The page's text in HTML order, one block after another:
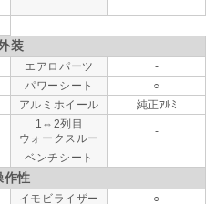
装
エアロパーツ
-
パワーシート
○
アルミホイール 純正ｱﾙﾐ
1⇔2列目
ウォークスルー
-
ベンチシート -
作性
イモビライザー ○